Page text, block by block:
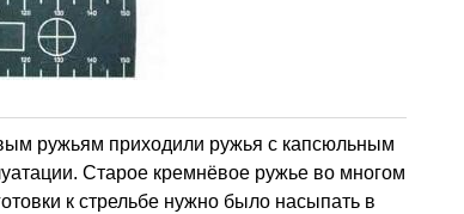
ружьям приходили ружья с капсюльным
Старое кремнёвое ружье во многом
к стрельбе нужно было насыпать в